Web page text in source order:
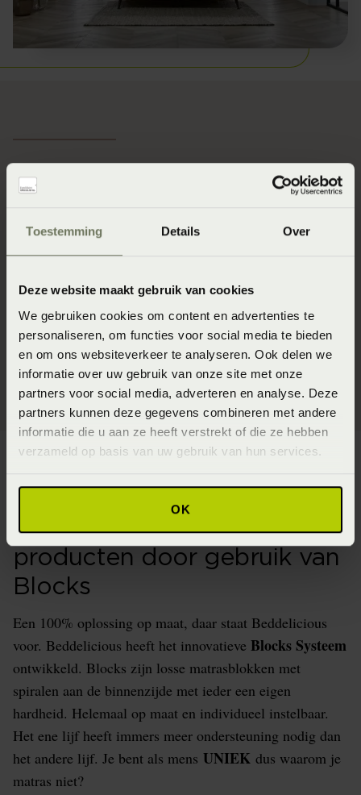
Toestemming Details Over
Deze website maakt gebruik van cookies
We gebruiken cookies om content en advertenties te
personaliseren, om functies voor social media te bieden
en om ons websiteverkeer te analyseren. Ook delen we
informatie over uw gebruik van onze site met onze
partners voor social media, adverteren en analyse. Deze
partners kunnen deze gegevens combineren met andere
informatie die u aan ze heeft verstrekt of die ze hebben
verzameld op basis van uw gebruik van hun services.
OK
NIEUW! Stel jouw eigen
samen in 3D!
zelf samen! Kies o.a. je stof, hoofdbord en pootjes en
maak hem helemaal naar jouw wens!
Indivueel instelbare
producten door gebruik van
Blocks
Een 100% oplossing op maat, daar staat Beddelicious
voor. Beddelicious heeft het innovatieve Blocks Systeem
ontwikkeld. Blocks zijn losse matrasblokken met
spiralen aan de binnenzijde met ieder een eigen
hardheid. Helemaal op maat en individueel instelbaar.
Het ene lijf heeft immers meer ondersteuning nodig dan
het andere lijf. Je bent als mens UNIEK dus waarom je
matras niet?